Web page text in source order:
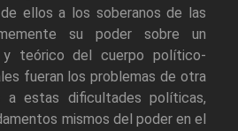
ellos a los soberanos de las
su poder sobre un
y teórico del cuerpo político-
fueran los problemas de otra
a estas dificultades políticas,
mismos del poder en el